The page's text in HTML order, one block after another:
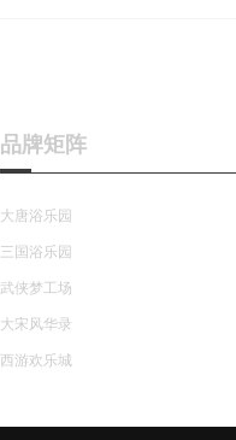
品牌矩阵
大唐浴乐园
三国浴乐园
武侠梦工场
大宋风华录
西游欢乐城